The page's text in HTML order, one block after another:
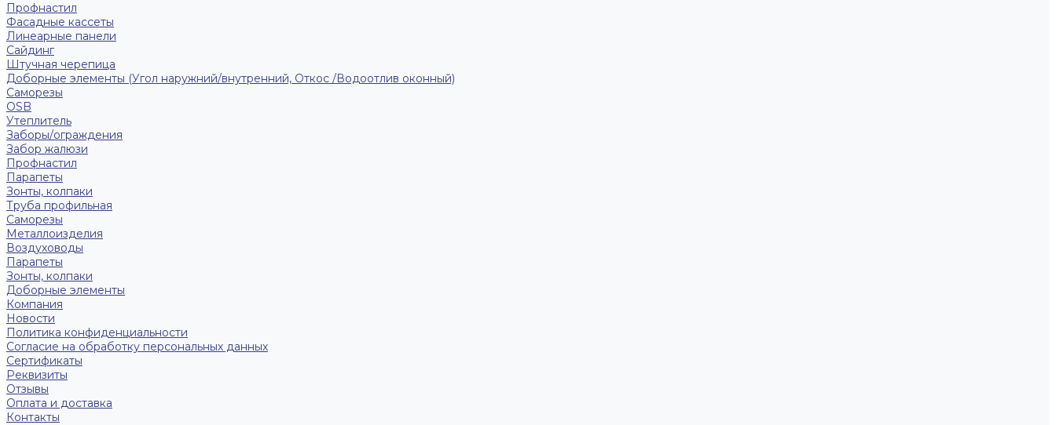
Профнастил
Фасадные кассеты
Линеарные панели
Сайдинг
Штучная черепица
Доборные элементы (Угол наружний/внутренний, Откос /Водоотлив оконный)
Саморезы
OSB
Утеплитель
Заборы/ограждения
Забор жалюзи
Профнастил
Парапеты
Зонты, колпаки
Труба профильная
Саморезы
Металлоизделия
Воздуховоды
Парапеты
Зонты, колпаки
Доборные элементы
Компания
Новости
Политика конфиденциальности
Согласие на обработку персональных данных
Сертификаты
Реквизиты
Отзывы
Оплата и доставка
Контакты